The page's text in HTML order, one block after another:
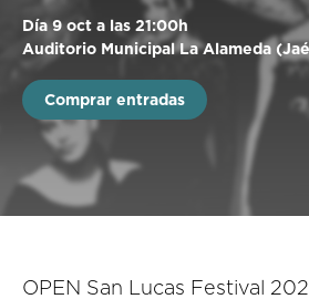
Día 9 oct a las 21:00h
Auditorio Municipal La Alameda
Comprar entradas
OPEN San Lucas Festival